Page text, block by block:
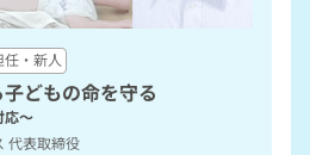
任・新人
どもの命を守る
応～
代表取締役